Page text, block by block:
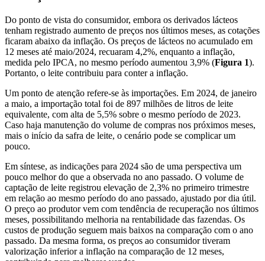
Do ponto de vista do consumidor, embora os derivados lácteos
tenham registrado aumento de preços nos últimos meses, as cotações
ficaram abaixo da inflação. Os preços de lácteos no acumulado em
12 meses até maio/2024, recuaram 4,2%, enquanto a inflação,
medida pelo IPCA, no mesmo período aumentou 3,9% (Figura 1).
Portanto, o leite contribuiu para conter a inflação.
Um ponto de atenção refere-se às importações. Em 2024, de janeiro
a maio, a importação total foi de 897 milhões de litros de leite
equivalente, com alta de 5,5% sobre o mesmo período de 2023.
Caso haja manutenção do volume de compras nos próximos meses,
mais o início da safra de leite, o cenário pode se complicar um
pouco.
Em síntese, as indicações para 2024 são de uma perspectiva um
pouco melhor do que a observada no ano passado. O volume de
captação de leite registrou elevação de 2,3% no primeiro trimestre
em relação ao mesmo período do ano passado, ajustado por dia útil.
O preço ao produtor vem com tendência de recuperação nos últimos
meses, possibilitando melhoria na rentabilidade das fazendas. Os
custos de produção seguem mais baixos na comparação com o ano
passado. Da mesma forma, os preços ao consumidor tiveram
valorização inferior a inflação na comparação de 12 meses,